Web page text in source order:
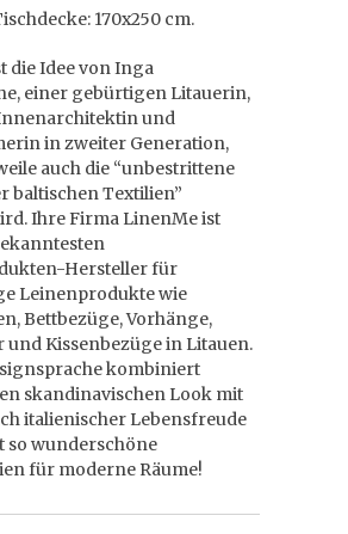
170x250 cm.
die Idee von Inga
einer gebürtigen Litauerin,
und
in zweiter Generation,
auch die “unbestrittene
baltischen Textilien”
Ihre Firma LinenMe ist
Hersteller für
Leinenprodukte wie
Bettbezüge, Vorhänge,
und Kissenbezüge in Litauen.
kombiniert
skandinavischen Look mit
italienischer Lebensfreude
so wunderschöne
für moderne Räume!